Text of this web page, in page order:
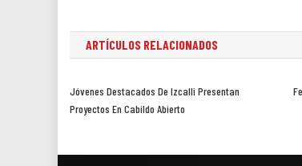
ARTÍCULOS RELACIONADOS
Jóvenes Destacados De Izcalli Presentan
Proyectos En Cabildo Abierto